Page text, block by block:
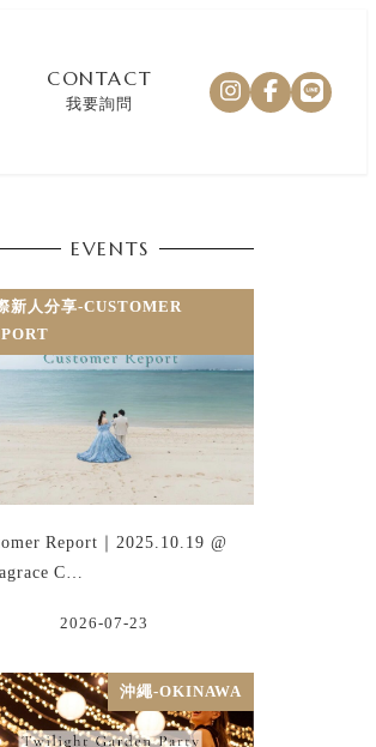
CONTACT
我要詢問
EVENTS
新人分享-CUSTOMER
Report｜2025.10.19 @
C…
2026-07-23
沖繩-OKINAWA